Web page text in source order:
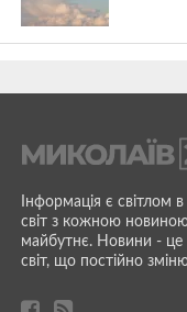
Інформація є світлом
світ з кожною
майбутнє. Новини - це
світ, що постійно